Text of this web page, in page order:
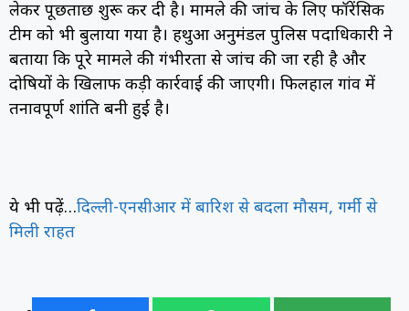
लेकर पूछताछ शुरू कर दी है। मामले की जांच के लिए फॉरेंसिक
टीम को भी बुलाया गया है। हथुआ अनुमंडल पुलिस पदाधिकारी ने
बताया कि पूरे मामले की गंभीरता से जांच की जा रही है और
दोषियों के खिलाफ कड़ी कार्रवाई की जाएगी। फिलहाल गांव में
तनावपूर्ण शांति बनी हुई है।
ये भी पढ़ें…दिल्ली-एनसीआर में बारिश से बदला मौसम, गर्मी से
मिली राहत